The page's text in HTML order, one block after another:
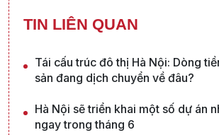
TIN LIÊN QUAN
Tái cấu trúc đô thị Hà Nội: Dòng
sản đang dịch chuyển về đâu?
Hà Nội sẽ triển khai một số dự án
ngay trong tháng 6